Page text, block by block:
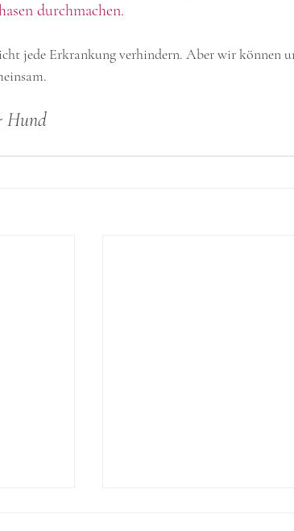
durchmachen.
jede Erkrankung verhindern. Aber wir können
Hund